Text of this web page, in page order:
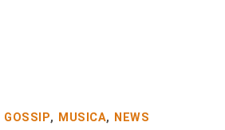
GOSSIP, MUSICA, NEWS